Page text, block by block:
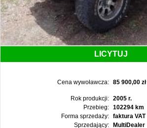
LICYTUJ
Cena wywoławcza: 85 900,00 zł
Rok produkcji:
2005 r.
Przebieg:
102294 km
Forma sprzedaży:
faktura VAT
Sprzedający:
MultiDealer